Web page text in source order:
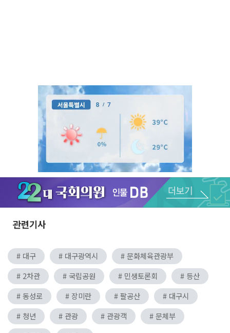
Unmute
관련기사
# 대구 # 대구광역시
# 문화체육관광부
# 2차관
# 국립공원 # 민생토론회
# 등산
# 동성로
# 장미란 # 팔공산
# 대구시
# 청년
# 관광 # 관광객
# 문체부